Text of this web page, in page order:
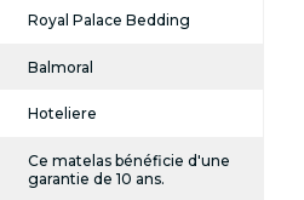
Royal Palace Bedding
Balmoral
Hoteliere
Ce matelas bénéficie d'une
garantie de 10 ans.